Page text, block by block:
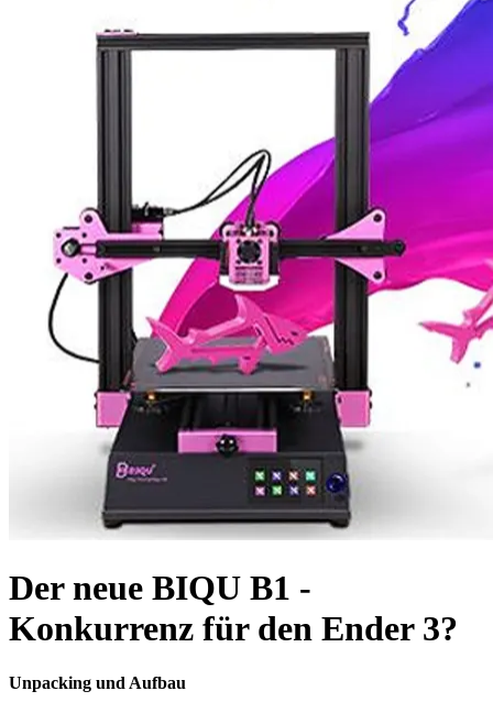
Der neue BIQU B1 -
Konkurrenz für den Ender 3?
Unpacking und Aufbau